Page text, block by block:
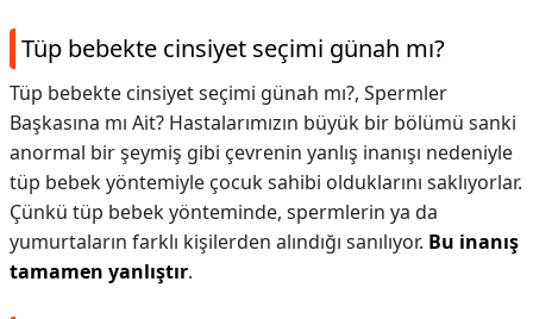
Tüp bebekte cinsiyet seçimi günah mı?
Tüp bebekte cinsiyet seçimi günah mı?, Spermler
Başkasına mı Ait? Hastalarımızın büyük bir bölümü sanki
anormal bir şeymiş gibi çevrenin yanlış inanışı nedeniyle
tüp bebek yöntemiyle çocuk sahibi olduklarını saklıyorlar.
Çünkü tüp bebek yönteminde, spermlerin ya da
yumurtaların farklı kişilerden alındığı sanılıyor. Bu inanış
tamamen yanlıştır.